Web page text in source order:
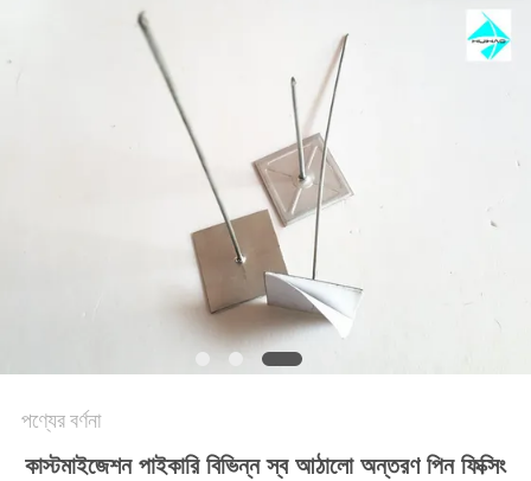
পণ্যের বর্ণনা
কাস্টমাইজেশন পাইকারি বিভিন্ন স্ব আঠালো অন্তরণ পিন ফিক্সিং